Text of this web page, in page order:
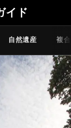
イド
自然遺産 複